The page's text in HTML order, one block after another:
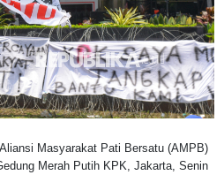
Masyarakat Pati Bersatu (AMPB)
Merah Putih KPK, Jakarta, Senin